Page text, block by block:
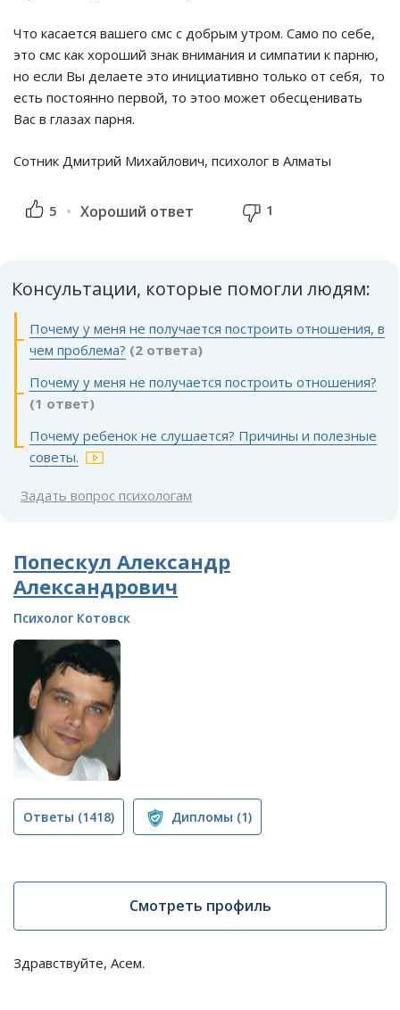
Что касается вашего смс с добрым утром. Само по себе,
это смс как хороший знак внимания и симпатии к парню,
но если Вы делаете это инициативно только от себя, то
есть постоянно первой, то этоо может обесценивать
Вас в глазах парня.
Сотник Дмитрий Михайлович, психолог в Алматы
5 Хороший ответ 1
Консультации, которые помогли людям:
Почему у меня не получается построить отношения, в
чем проблема? (2 ответа)
Почему у меня не получается построить отношения?
(1 ответ)
Почему ребенок не слушается? Причины и полезные
советы.
Задать вопрос психологам
Попескул Александр
Александрович
Психолог Котовск
Ответы (1418) Дипломы (1)
Смотреть профиль
Здравствуйте, Асем.